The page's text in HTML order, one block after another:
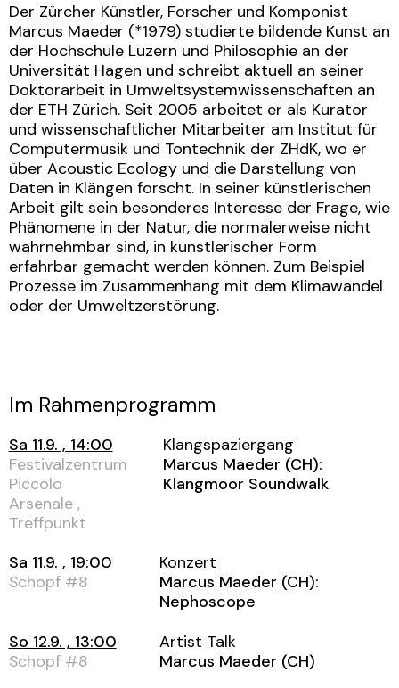
Der Zürcher Künstler, Forscher und Komponist
Marcus Maeder (*1979) studierte bildende Kunst an
der Hochschule Luzern und Philosophie an der
Universität Hagen und schreibt aktuell an seiner
Doktorarbeit in Umweltsystemwissenschaften an
der ETH Zürich. Seit 2005 arbeitet er als Kurator
und wissenschaftlicher Mitarbeiter am Institut für
Computermusik und Tontechnik der ZHdK, wo er
über Acoustic Ecology und die Darstellung von
Daten in Klängen forscht. In seiner künstlerischen
Arbeit gilt sein besonderes Interesse der Frage, wie
Phänomene in der Natur, die normalerweise nicht
wahrnehmbar sind, in künstlerischer Form
erfahrbar gemacht werden können. Zum Beispiel
Prozesse im Zusammenhang mit dem Klimawandel
oder der Umweltzerstörung.
Im Rahmenprogramm
Sa 11.9. , 14:00
Festivalzentrum
Piccolo
Arsenale ,
Treffpunkt
Klangspaziergang
Marcus Maeder (CH):
Klangmoor Soundwalk
Sa 11.9. , 19:00
Schopf #8
Konzert
Marcus Maeder (CH):
Nephoscope
So 12.9. , 13:00
Schopf #8
Artist Talk
Marcus Maeder (CH)